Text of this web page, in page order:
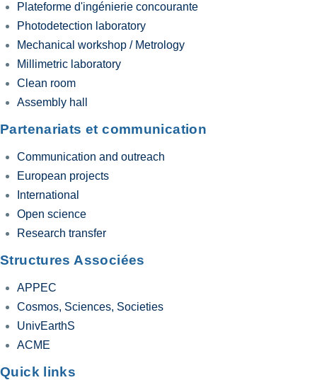
Plateforme d'ingénierie concourante
Photodetection laboratory
Mechanical workshop / Metrology
Millimetric laboratory
Clean room
Assembly hall
Partenariats et communication
Communication and outreach
European projects
International
Open science
Research transfer
Structures Associées
APPEC
Cosmos, Sciences, Societies
UnivEarthS
ACME
Quick links